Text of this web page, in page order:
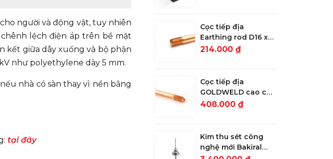
người và động vật, tuy nhiên
lệch điện áp trên bề mặt
kết giữa dây xuống và bộ phận
như polyethylene dày 5 mm.
nhà có sàn thay vì nền bằng
tại đây
Cọc tiếp địa
Earthing rod D16 x
2.4m lớp mạ 30
214.000 ₫
Cọc tiếp địa
GOLDWELD cao cấp
D16 x 2.4m lớp mạ
408.000 ₫
Kim thu sét công
nghệ mới Bakiral